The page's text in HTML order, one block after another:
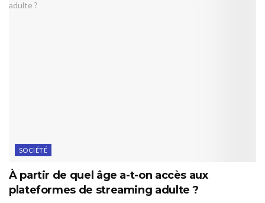
SOCIÉTÉ
À partir de quel âge a-t-on accès aux
plateformes de streaming adulte ?